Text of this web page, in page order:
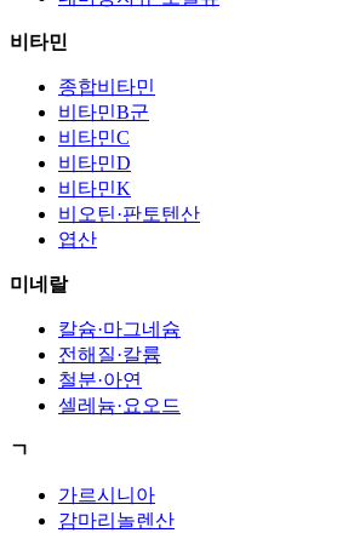
비타민
종합비타민
비타민B군
비타민C
비타민D
비타민K
비오틴·판토텐산
엽산
미네랄
칼슘·마그네슘
전해질·칼륨
철분·아연
셀레늄·요오드
ㄱ
가르시니아
감마리놀렌산